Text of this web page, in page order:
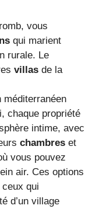
vous
qui marient
rurale. Le
villas de la
méditerranéen
chaque propriété
intime, avec
chambres et
vous pouvez
air. Ces options
qui
d’un village